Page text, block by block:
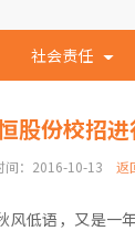
社会责任
股份校招
间：2016-10-13 返
风低语，又是一